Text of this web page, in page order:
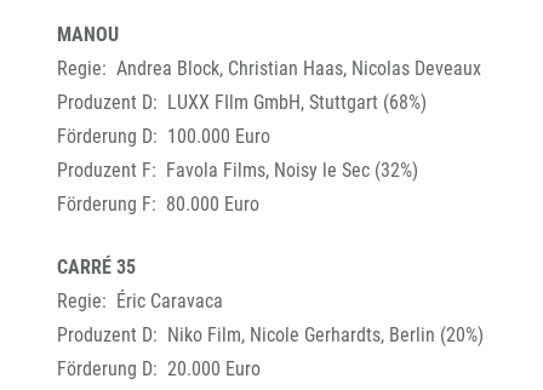
MANOU
Regie: Andrea Block, Christian Haas, Nicolas Deveaux
Produzent D: LUXX FIlm GmbH, Stuttgart (68%)
Förderung D: 100.000 Euro
Produzent F: Favola Films, Noisy le Sec (32%)
Förderung F: 80.000 Euro
CARRÉ 35
Regie: Éric Caravaca
Produzent D: Niko Film, Nicole Gerhardts, Berlin (20%)
Förderung D: 20.000 Euro